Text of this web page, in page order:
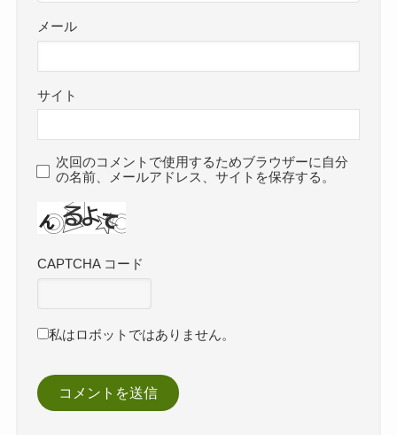
メール
サイト
次回のコメントで使用するためブラウザーに自分
の名前、メールアドレス、サイトを保存する。
CAPTCHA コード
私はロボットではありません。